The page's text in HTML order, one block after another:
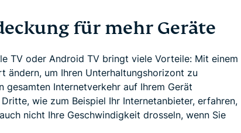
für mehr Geräte
TV oder Android TV bringt viele Vorteile: Mit einem
ändern, um Ihren Unterhaltungshorizont zu
gesamten Internetverkehr auf Ihrem Gerät
wie zum Beispiel Ihr Internetanbieter, erfahren,
nicht Ihre Geschwindigkeit drosseln, wenn Sie